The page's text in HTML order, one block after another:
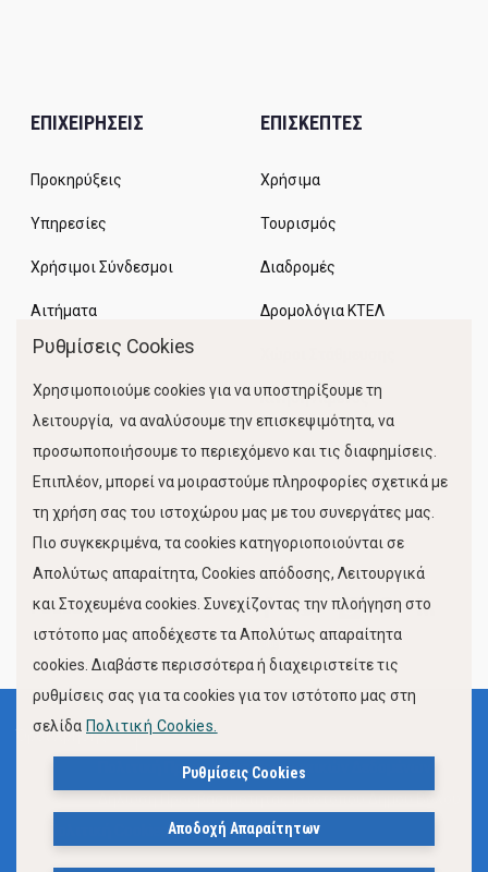
ΕΠΙΧΕΙΡΗΣΕΙΣ
Προκηρύξεις
Υπηρεσίες
Χρήσιμοι Σύνδεσμοι
Αιτήματα
ΕΠΙΣΚΕΠΤΕΣ
Χρήσιμα
Τουρισμός
Διαδρομές
Δρομολόγια ΚΤΕΛ
Κίνηση Λιμένος
FOLLOW US
Όροι Χρήσης
Πολιτική Προστασίας Προσωπικών Δεδομένων
Πολιτική Cookies
Ρυθμίσεις Cookies
Χρησιμοποιούμε cookies για να υποστηρίξουμε τη
λειτουργία, να αναλύσουμε την επισκεψιμότητα, να
προσωποποιήσουμε το περιεχόμενο και τις διαφημίσεις.
Επιπλέον, μπορεί να μοιραστούμε πληροφορίες σχετικά με
τη χρήση σας του ιστοχώρου μας με του συνεργάτες μας.
Πιο συγκεκριμένα, τα cookies κατηγοριοποιούνται σε
Απολύτως απαραίτητα, Cookies απόδοσης, Λειτουργικά
και Στοχευμένα cookies. Συνεχίζοντας την πλοήγηση στο
ιστότοπο μας αποδέχεστε τα Απολύτως απαραίτητα
cookies. Διαβάστε περισσότερα ή διαχειριστείτε τις
ρυθμίσεις σας για τα cookies για τον ιστότοπο μας στη
σελίδα Πολιτική Cookies.
Ρυθμίσεις Cookies
Αποδοχή Απαραίτητων